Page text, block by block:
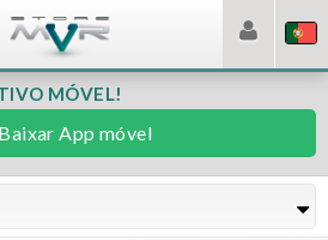
MÓVEL!
Baixar App móvel